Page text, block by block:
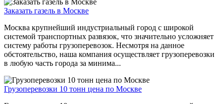
Заказать газель в Москве
Москва крупнейший индустриальный город с широкой
системой транспортных развязок, что значительно усложняет
систему работы грузоперевозок. Несмотря на данное
обстоятельство, наша компания осуществляет грузоперевозки
в любую часть города за минима...
Грузоперевозки 10 тонн цена по Москве